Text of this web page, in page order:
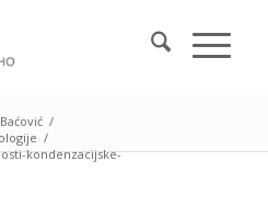
/
/
kondenzacijske-